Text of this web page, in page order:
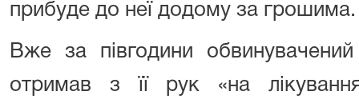
прибуде до неї додому за
Вже за півгодини
отримав з її рук «на